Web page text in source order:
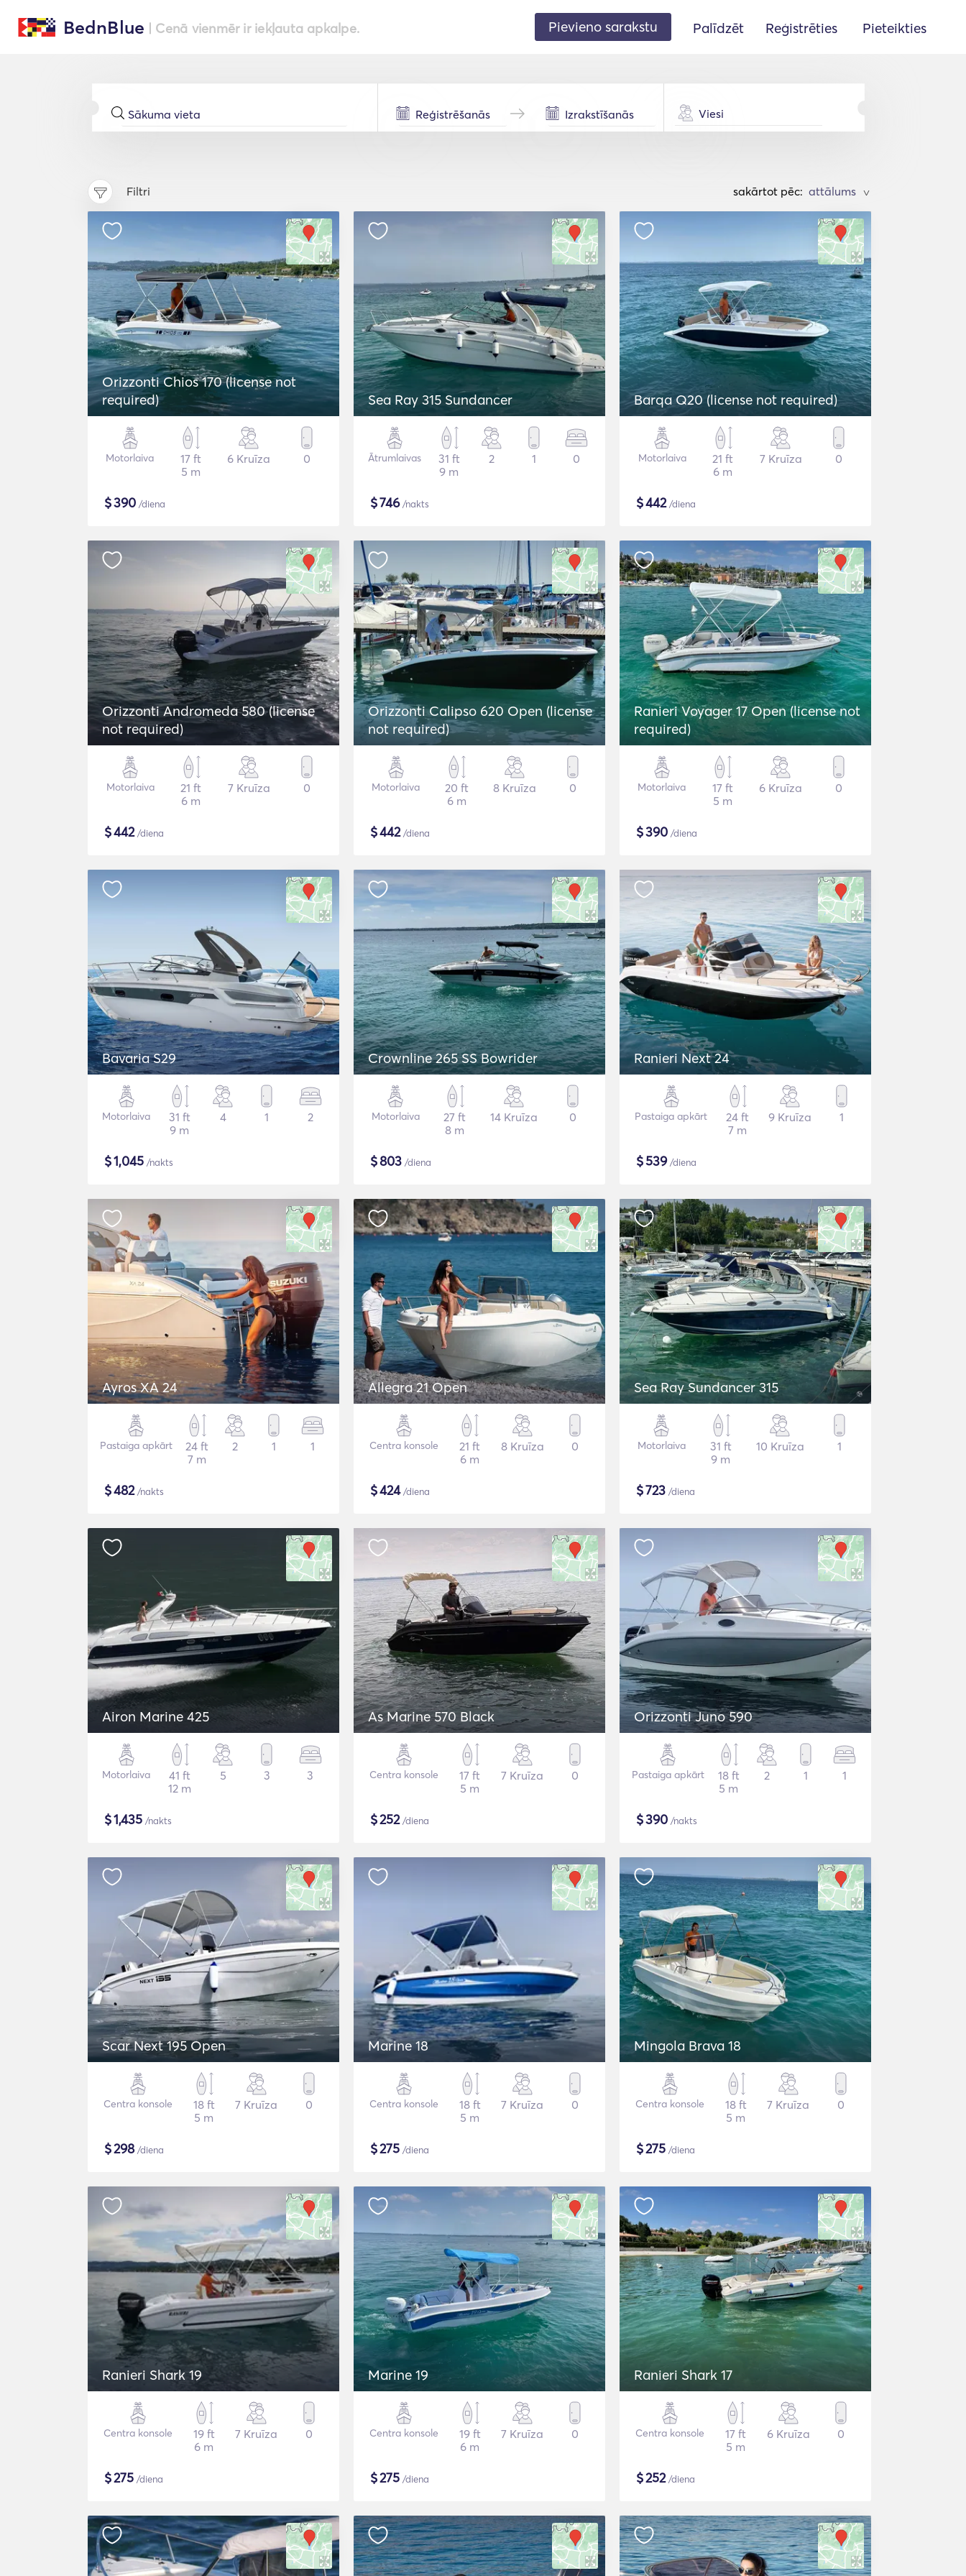
BednBlue | Cenā vienmēr ir iekļauta apkalpe. Pievieno sarakstu Palīdzēt Reģistrēties Pieteikties
Viesi
Filtri sakārtot pēc: >
Orizzonti Chios 170 (license not
required)
Motorlaiva
17 ft
5 m
6 Kruīza 0
$390 /diena
Sea Ray 315 Sundancer
Ātrumlaivas
31 ft
9 m
2 1 0
$746/nakts
Barqa Q20 (license not required)
Motorlaiva
21 ft
6 m
7 Kruīza 0
$442/diena
Orizzonti Andromeda 580 (license
not required)
Motorlaiva
21 ft
6 m
7 Kruīza 0
$442/diena
Orizzonti Calipso 620 Open (license
not required)
Motorlaiva
20 ft
6 m
8 Kruīza 0
$442/diena
Ranieri Voyager 17 Open (license not
required)
Motorlaiva
17 ft
5 m
6 Kruīza 0
$390 /diena
Bavaria S29
Motorlaiva
31 ft
9 m
4 1 2
$1,045 /nakts
Crownline 265 SS Bowrider
Motorlaiva
27 ft
8 m
14 Kruīza 0
$803 /diena
Ranieri Next 24
Pastaiga apkārt
24 ft
7 m
9 Kruīza 1
$539/diena
Ayros XA 24
Pastaiga apkārt
24 ft
7 m
2 1 1
$482/nakts
Allegra 21 Open
Centra konsole
21 ft
6 m
8 Kruīza 0
$424/diena
Sea Ray Sundancer 315
Motorlaiva
31 ft
9 m
10 Kruīza 1
$723 /diena
Airon Marine 425
Motorlaiva
41 ft
12 m
5 3 3
$1,435 /nakts
As Marine 570 Black
Centra konsole
17 ft
5 m
7 Kruīza 0
$252/diena
Orizzonti Juno 590
Pastaiga apkārt
18 ft
5 m
2 1 1
$390 /nakts
Scar Next 195 Open
Centra konsole
18 ft
5 m
7 Kruīza 0
$298/diena
Marine 18
Centra konsole
18 ft
5 m
7 Kruīza 0
$275 /diena
Mingola Brava 18
Centra konsole
18 ft
5 m
7 Kruīza 0
$275 /diena
Ranieri Shark 19
Centra konsole
19 ft
6 m
7 Kruīza 0
$275 /diena
Marine 19
Centra konsole
19 ft
6 m
7 Kruīza 0
$275 /diena
Ranieri Shark 17
Centra konsole
17 ft
5 m
6 Kruīza 0
$252/diena